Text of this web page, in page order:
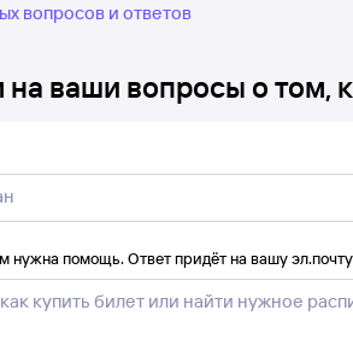
вопросов и ответов
ваши вопросы о том,
нужна помощь. Ответ придёт на вашу эл.почту